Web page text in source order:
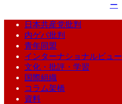
ー
日本共産党批判
内ゲバ批判
青年同盟
インターナショナルビュー
文化・批評・学習
国際組織
コラム架橋
資料